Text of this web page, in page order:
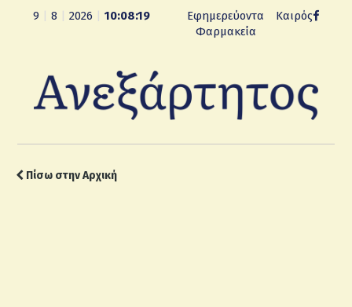
9 8 2026 10:08:19
Εφημερεύοντα
Φαρμακεία
Καιρός
Πίσω στην Αρχική